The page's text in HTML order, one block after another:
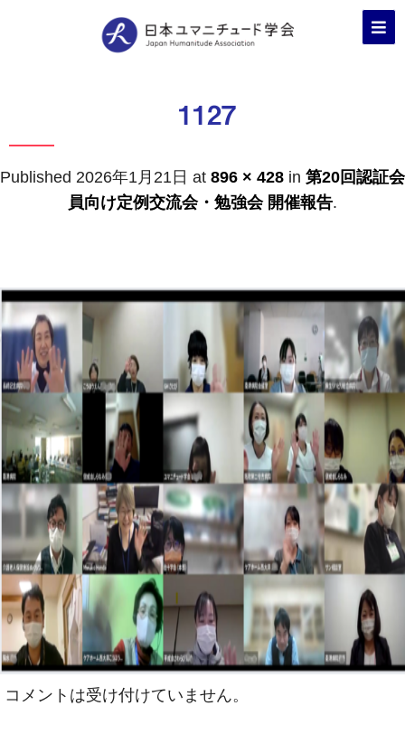
1127
Published 2026年1月21日 at 896 × 428 in 第20回認証会
員向け定例交流会・勉強会 開催報告.
コメントは受け付けていません。